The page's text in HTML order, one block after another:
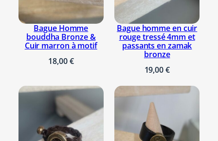
o
u
e
Bague Homme
bouddha Bronze &
Cuir marron à motif
18,00€
Bague homme en cuir
rouge tressé 4mm et
passants en zamak
bronze
19,00€